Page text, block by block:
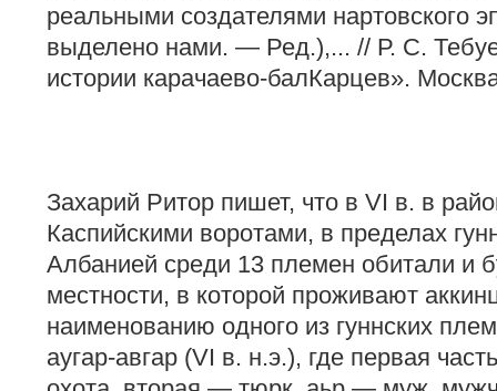
реальными создателями нартовского
выделено нами. — Ред.),... // Р. С.
истории карачаево-балКарцев».
Захарий Ритор пишет, что в VI в. в
Каспийскими воротами, в пределах
Албанией среди 13 племен обитали и
местности, в которой проживают
наименованию одного из гуннских
аугар-авгар (VI в. н.э.), где первая